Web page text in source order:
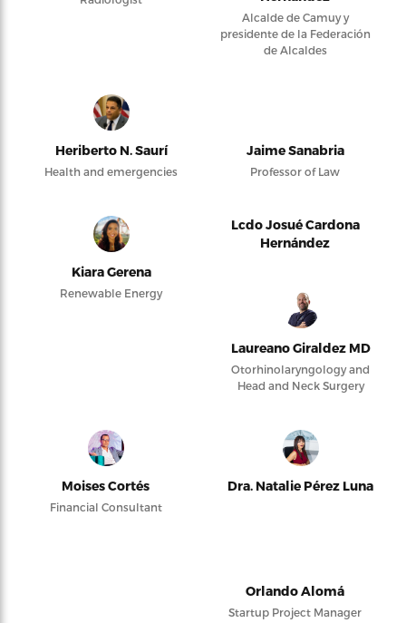
Alcalde de Camuy y
presidente de la Federación
de Alcaldes
Heriberto N. Saurí
Health and emergencies
Jaime Sanabria
Professor of Law
Kiara Gerena
Renewable Energy
Lcdo Josué Cardona
Hernández
Laureano Giraldez MD
Otorhinolaryngology and
Head and Neck Surgery
Moises Cortés
Financial Consultant
Dra. Natalie Pérez Luna
Orlando Alomá
Startup Project Manager